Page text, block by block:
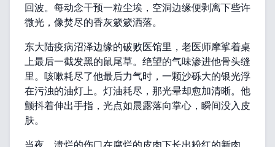
回波。每动念干预一粒尘埃，空洞边缘便剥离下些许
微光，像焚尽的香灰簌簌洒落。
东大陆疫病沼泽边缘的破败医馆里，老医师摩挲着桌
上最后一截发黑的鼠尾草。绝望的气味渗进他骨头缝
里。咳嗽耗尽了他最后力气时，一颗沙砾大的银光浮
在污浊的油灯上。灯油耗尽，那光晕却愈加清晰。他
颤抖着伸出手指，光点如晨露落向掌心，瞬间没入皮
肤。
当夜，溃烂的伤口在腐烂的皮肉下长出粉红的新肉，